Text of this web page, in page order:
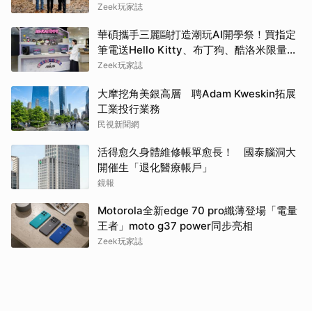
Zeek玩家誌
華碩攜手三麗鷗打造潮玩AI開學祭！買指定
筆電送Hello Kitty、布丁狗、酷洛米限量娃
娃吊飾再抽巴黎雙人機票
Zeek玩家誌
大摩挖角美銀高層 聘Adam Kweskin拓展
工業投行業務
民視新聞網
活得愈久身體維修帳單愈長！ 國泰腦洞大
開催生「退化醫療帳戶」
鏡報
Motorola全新edge 70 pro纖薄登場「電量
王者」moto g37 power同步亮相
Zeek玩家誌